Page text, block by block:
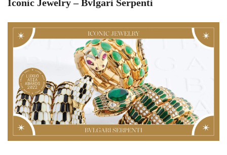
Iconic Jewelry – Bvlgari Serpenti